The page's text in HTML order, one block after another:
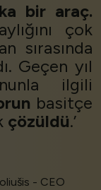
bir araç.
çok
sırasında
Geçen yıl
ilgili
basitçe
çözüldü.’
- CEO